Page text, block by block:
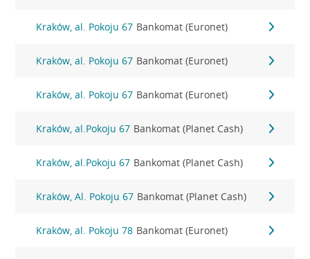
Kraków, al. Pokoju 67 Bankomat (Euronet)
Kraków, al. Pokoju 67 Bankomat (Euronet)
Kraków, al. Pokoju 67 Bankomat (Euronet)
Kraków, al.Pokoju 67 Bankomat (Planet Cash)
Kraków, al.Pokoju 67 Bankomat (Planet Cash)
Kraków, Al. Pokoju 67 Bankomat (Planet Cash)
Kraków, al. Pokoju 78 Bankomat (Euronet)